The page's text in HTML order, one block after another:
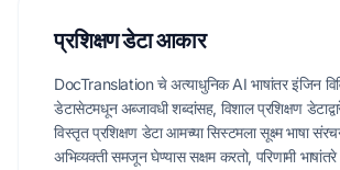
प्रशिक्षण डेटा आकार
DocTranslation चे अत्याधुनिक AI भाषांतर इंजिन
डेटासेटमधून अब्जावधी शब्दांसह, विशाल प्रशिक्षण
विस्तृत प्रशिक्षण डेटा आमच्या सिस्टमला सूक्ष्म भाषा
अभिव्यक्ती समजून घेण्यास सक्षम करतो, परिणामी